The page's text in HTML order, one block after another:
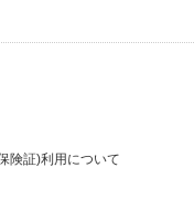
険証)利用について